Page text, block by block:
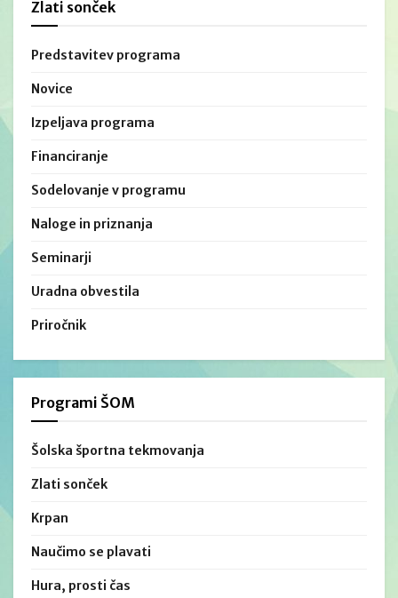
Zlati sonček
Predstavitev programa
Novice
Izpeljava programa
Financiranje
Sodelovanje v programu
Naloge in priznanja
Seminarji
Uradna obvestila
Priročnik
Programi ŠOM
Šolska športna tekmovanja
Zlati sonček
Krpan
Naučimo se plavati
Hura, prosti čas